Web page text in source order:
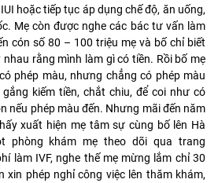
hoặc tiếp tục áp dụng chế độ, ăn uống,
Mẹ còn được nghe các bác tư vấn làm
cón số 80 – 100 triệu mẹ và bố chỉ biết
rằng mình làm gì có tiền. Rồi bố mẹ
phép màu, nhưng chẳng có phép màu
kiếm tiền, chắt chiu, để coi như có
nếu phép màu đến. Nhưng mãi đến năm
xuất hiện mẹ tâm sự cùng bố lên Hà
phòng khám mẹ theo dõi qua trang
làm IVF, nghe thế mẹ mừng lắm chỉ 30
xin phép nghỉ công việc lên thăm khám,